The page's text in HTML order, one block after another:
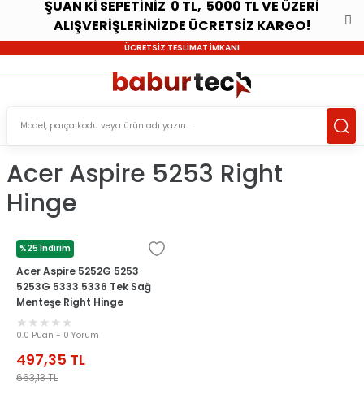
ŞUAN Kİ SEPETİNİZ 0 TL, 5000 TL VE ÜZERİ
ALIŞVERİŞLERİNİZDE ÜCRETSİZ KARGO!
ÜCRETSİZ TESLİMAT İMKANI
Acer Aspire 5253 Right
Hinge
%25 İndirim
ACER
Acer Aspire 5252G 5253
5253G 5333 5336 Tek Sağ
Menteşe Right Hinge
AM0C9000900
0.0 Puan - 0 Yorum
497,35 TL
663,13TL